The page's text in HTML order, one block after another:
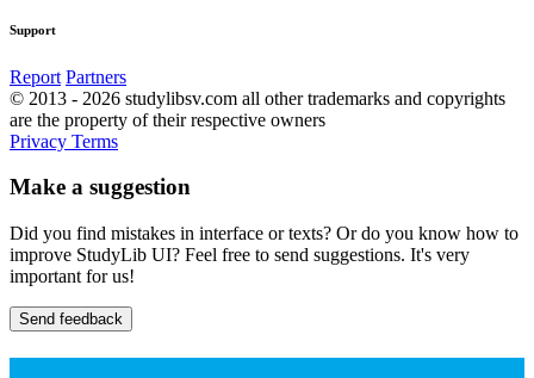
Support
Report Partners
© 2013 - 2026 studylibsv.com all other trademarks and copyrights
are the property of their respective owners
Privacy Terms
Make a suggestion
Did you find mistakes in interface or texts? Or do you know how to
improve StudyLib UI? Feel free to send suggestions. It's very
important for us!
Send feedback